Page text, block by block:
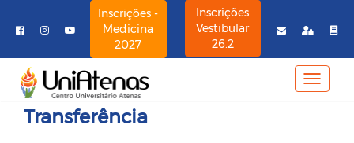
Inscrições -
Medicina
2027
Inscrições
Vestibular
26.2
MENU
Transferência